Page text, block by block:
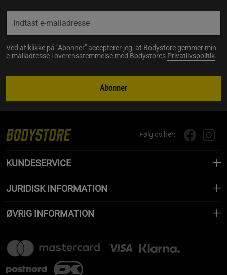
Ved at klikke på "Abonner" accepterer jeg, at Bodystore gemmer min
e-mailadresse i overensstemmelse med Bodystores Privatlivspolitik.
Abonner
Følg os her:
KUNDESERVICE
JURIDISK INFORMATION
ØVRIG INFORMATION